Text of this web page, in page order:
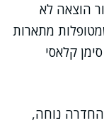
הוצאה לא
מתארות
קלאסי
נוחה,